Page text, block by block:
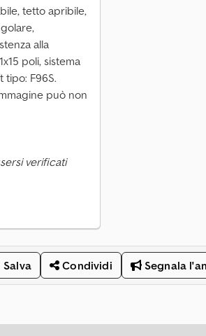
tetto apribile,
alla
poli, sistema
tipo: F96S.
può non
verificati
Salva Condividi Segnala